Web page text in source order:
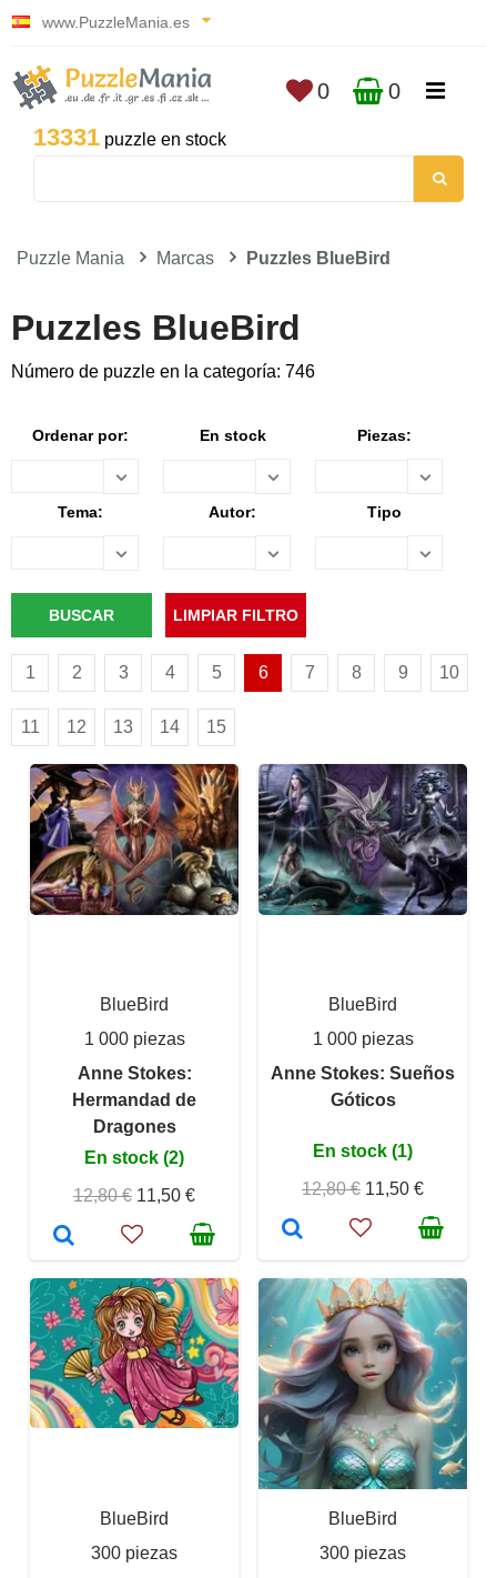
www.PuzzleMania.es
13331 puzzle en stock
0 0
Puzzle Mania Marcas Puzzles BlueBird
Puzzles BlueBird
Número de puzzle en la categoría: 746
Ordenar por: En stock Piezas:
Tema: Autor: Tipo
1 2 3 4 5 6 7 8 9 10
11 12 13 14 15
BlueBird
1 000 piezas
Anne Stokes:
Hermandad de
Dragones
En stock (2)
12,80 € 11,50 €
BlueBird
1 000 piezas
Anne Stokes: Sueños
Góticos
En stock (1)
12,80 € 11,50 €
BlueBird
300 piezas
BlueBird
300 piezas